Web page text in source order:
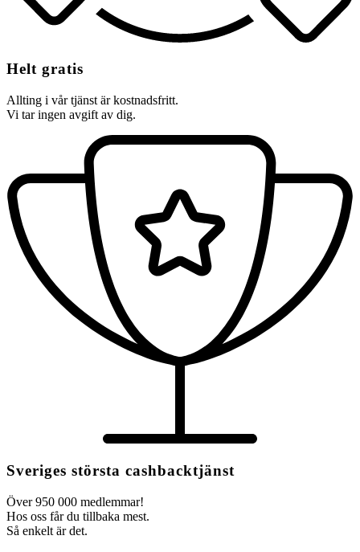
Helt gratis
Allting i vår tjänst är kostnadsfritt.
Vi tar ingen avgift av dig.
Sveriges största cashbacktjänst
Över 950 000 medlemmar!
Hos oss får du tillbaka mest.
Så enkelt är det.